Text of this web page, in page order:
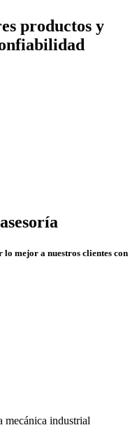
productos y
mejor a nuestros clientes con
mecánica industrial